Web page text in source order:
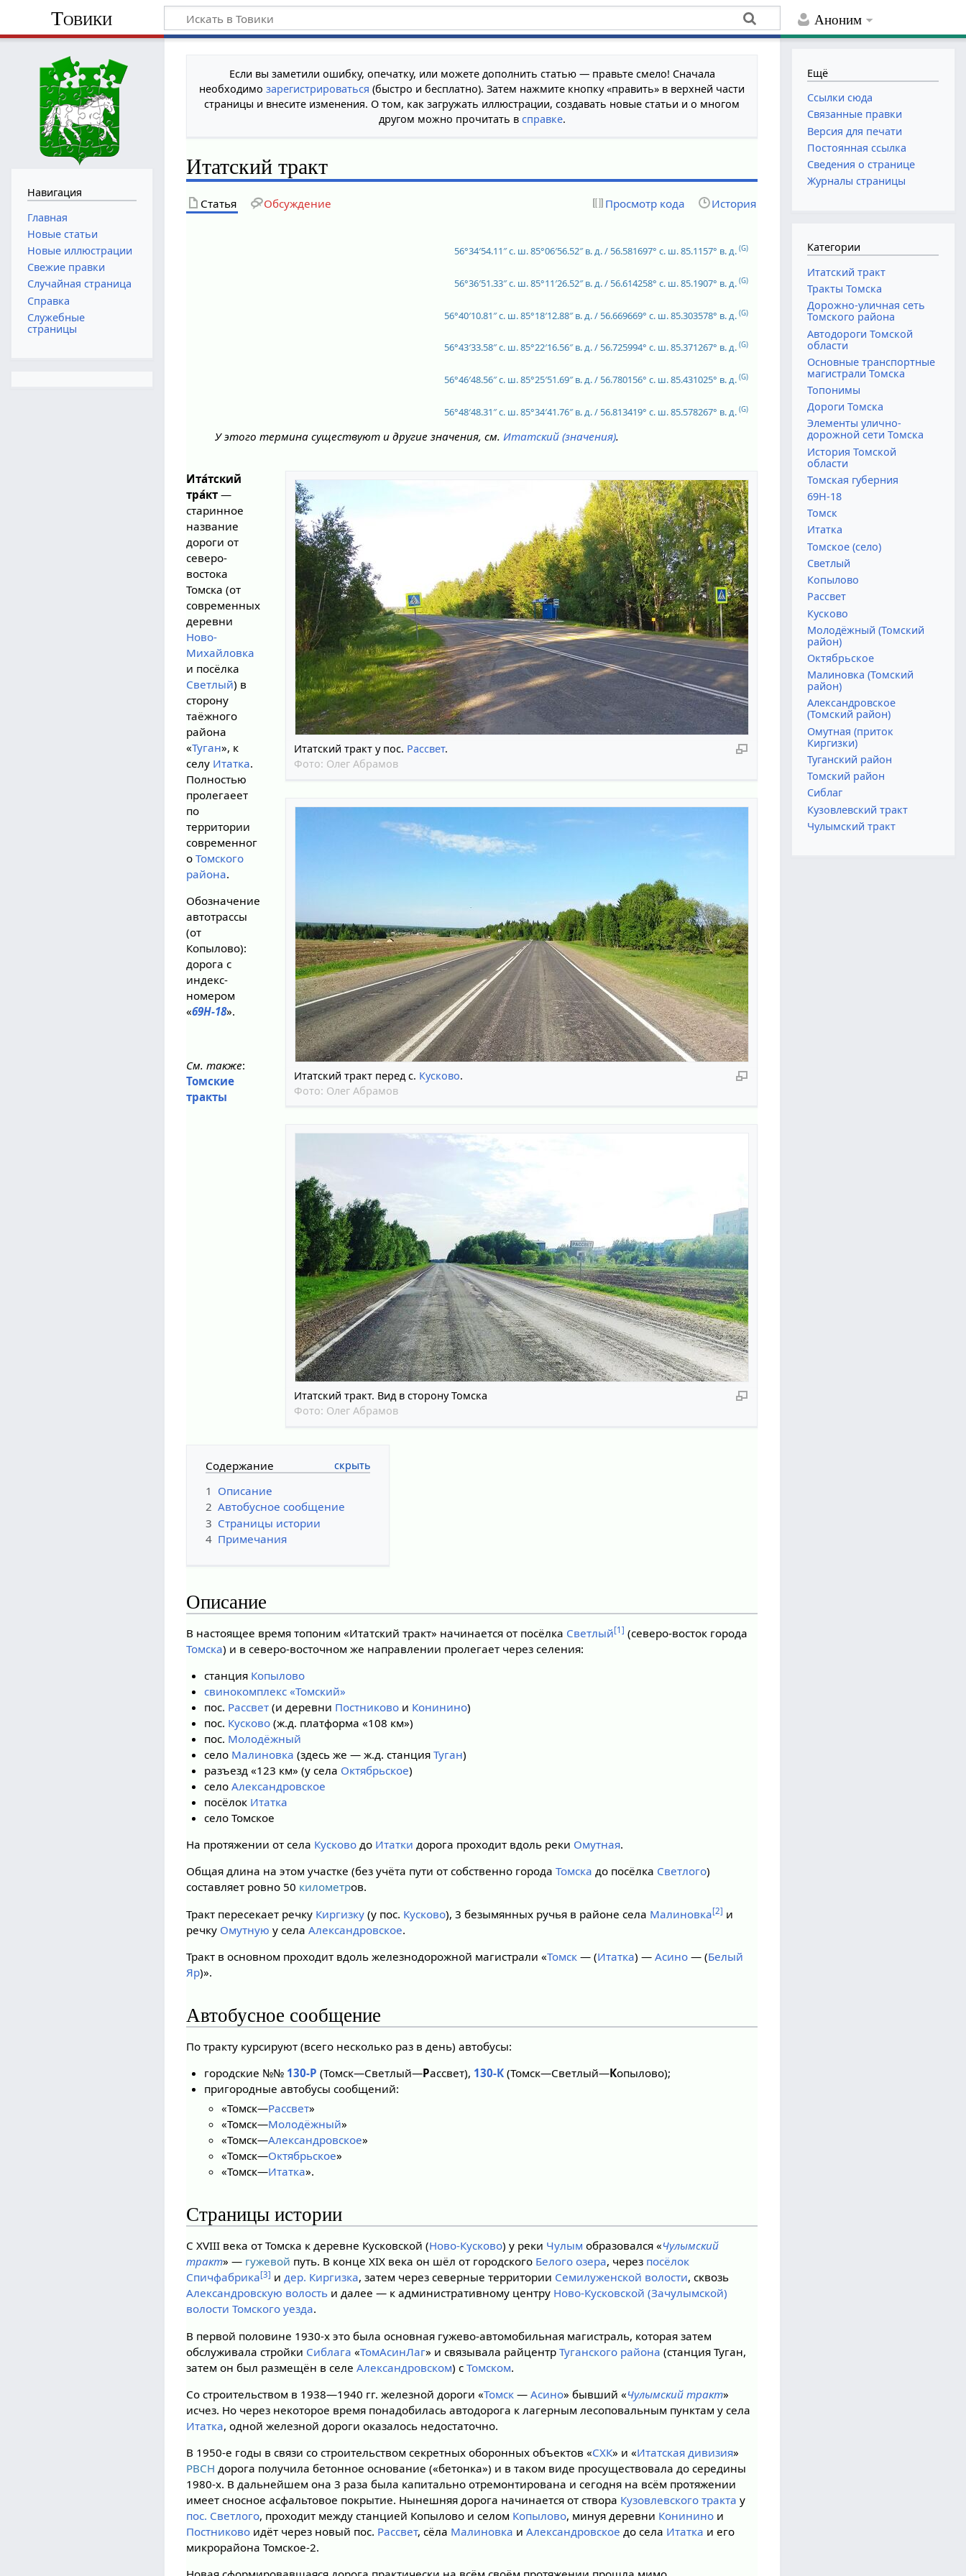
Аноним
Товики
Если вы заметили ошибку, опечатку, или можете дополнить статью — правьте смело! Сначала
необходимозарегистрироваться (быстро и бесплатно). Затем нажмите кнопку «править» в верхней части
страницы и внесите изменения. О том, как загружать иллюстрации, создавать новые статьи и о многом
другом можно прочитать в справке.
Итатский тракт
Статья Обсуждение Просмотр кода История
56°34′54.11″ с. ш.85°06′56.52″ в. д./ 56.581697° с. ш.85.1157° в. д. (G)
56°36′51.33″ с. ш.85°11′26.52″ в. д./ 56.614258° с. ш.85.1907° в. д. (G)
56°40′10.81″ с. ш.85°18′12.88″ в. д./ 56.669669° с. ш.85.303578° в. д. (G)
56°43′33.58″ с. ш.85°22′16.56″ в. д./ 56.725994° с. ш.85.371267° в. д. (G)
56°46′48.56″ с. ш.85°25′51.69″ в. д./ 56.780156° с. ш.85.431025° в. д. (G)
56°48′48.31″ с. ш.85°34′41.76″ в. д./ 56.813419° с. ш.85.578267° в. д. (G)
У этого термина существуют и другие значения, см. Итатский (значения).
Итатский тракт у пос. Рассвет.
Фото: Олег Абрамов
Итатский тракт перед с. Кусково.
Фото: Олег Абрамов
Итатский тракт. Вид в сторону Томска
Фото: Олег Абрамов
Ита́тский
тра́кт —
старинное
название
дороги от
северо-
востока
Томска (от
современных
деревни
Ново-
Михайловка
и посёлка
Светлый) в
сторону
таёжного
района
«Туган», к
селу Итатка.
Полностью
пролегаеет
по
территории
современног
оТомского
района.
Обозначение
автотрассы
(от
Копылово):
дорога с
индекс-
номером
«69Н-18».
См. также:
Томские
тракты
Содержание
1 Описание
2 Автобусное сообщение
3 Страницы истории
4 Примечания
Описание
В настоящее время топоним «Итатский тракт» начинается от посёлка Светлый[1] (северо-восток города
Томска) и в северо-восточном же направлении пролегает через селения:
станция Копылово
cвинокомплекс «Томский»
пос. Рассвет(и деревни Постниковои Конинино)
пос. Кусково(ж.д. платформа «108 км»)
пос. Молодёжный
село Малиновка (здесь же — ж.д. станция Туган)
разъезд «123 км» (у села Октябрьское)
село Александровское
посёлок Итатка
село Томское
На протяжении от села Кусково до Итатки дорога проходит вдоль реки Омутная.
Общая длина на этом участке (без учёта пути от собственно городаТомска до посёлка Светлого)
составляет ровно 50 километров.
Тракт пересекает речку Киргизку (у пос. Кусково), 3 безымянных ручья в районе села Малиновка[2] и
речку Омутную у селаАлександровское.
Тракт в основном проходит вдоль железнодорожной магистрали «Томск — (Итатка) —Асино — (Белый
Яр)».
Автобусное сообщение
По тракту курсируют (всего несколько раз в день) автобусы:
городские №№ 130-Р (Томск—Светлый—Рассвет), 130-К(Томск—Светлый—Копылово);
пригородные автобусы сообщений:
«Томск—Рассвет»
«Томск—Молодёжный»
«Томск—Александровское»
«Томск—Октябрьское»
«Томск—Итатка».
Страницы истории
С XVIII века от Томска к деревне Кусковской (Ново-Кусково) у реки Чулым образовался «Чулымский
тракт» — гужевой путь. В конце XIX века он шёл от городского Белого озера, через посёлок
Спичфабрика[3] идер. Киргизка, затем через северные территории Семилуженской волости, сквозь
Александровскую волость и далее — к административному центру Ново-Кусковской (Зачулымской)
волости Томского уезда.
В первой половине 1930-х это была основная гужево-автомобильная магистраль, которая затем
обслуживала стройки Сиблага «ТомАсинЛаг» и связывала райцентрТуганского района (станция Туган,
затем он был размещён в селеАлександровском) сТомском.
Со строительством в 1938—1940 гг. железной дороги «Томск —Асино» бывший «Чулымский тракт»
исчез. Но через некоторое время понадобилась автодорога к лагерным лесоповальным пунктам у села
Итатка, одной железной дороги оказалось недостаточно.
В 1950-е годы в связи со строительством секретных оборонных объектов «СХК» и «Итатская дивизия»
РВСН дорога получила бетонное основание («бетонка») и в таком виде просуществовала до середины
1980-х. В дальнейшем она 3 раза была капитально отремонтирована и сегодня на всём протяжении
имеет сносное асфальтовое покрытие. Нынешняя дорога начинается от створа Кузовлевского тракта у
пос. Светлого, проходит между станцией Копылово и селом Копылово, минуя деревни Конинино и
Постниково идёт через новый пос. Рассвет, сёла Малиновка иАлександровское до села Итатка и его
микрорайона Томское-2.
Навигация
Главная
Новые статьи
Новые иллюстрации
Свежие правки
Случайная страница
Справка
Служебные
страницы
Ещё
Ссылки сюда
Связанные правки
Версия для печати
Постоянная ссылка
Сведения о странице
Журналы страницы
Категории
Итатский тракт
Тракты Томска
Дорожно-уличная сеть
Томского района
Автодороги Томской
области
Основные транспортные
магистрали Томска
Топонимы
Дороги Томска
Элементы улично-
дорожной сети Томска
История Томской
области
Томская губерния
69Н-18
Томск
Итатка
Томское (село)
Светлый
Копылово
Рассвет
Кусково
Молодёжный (Томский
район)
Октябрьское
Малиновка (Томский
район)
Александровское
(Томский район)
Омутная (приток
Киргизки)
Туганский район
Томский район
Сиблаг
Кузовлевский тракт
Чулымский тракт